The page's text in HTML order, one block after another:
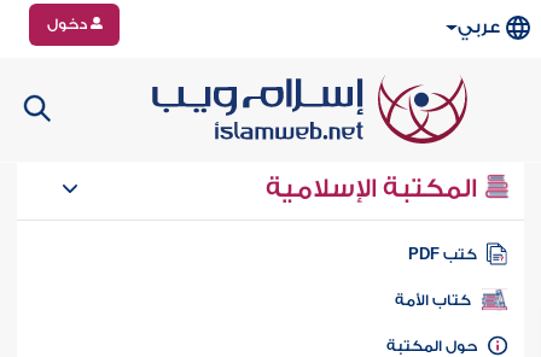
عربي دخول
المكتبة الإسلامية
كتب PDF
كتاب الأمة